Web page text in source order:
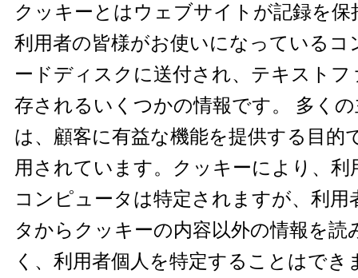
クッキーとはウェブサイトが記録を保
利用者の皆様がお使いになっているコ
ードディスクに送付され、テキスト
存されるいくつかの情報です。 多く
は、顧客に有益な機能を提供する目的
用されています。クッキーにより、利
コンピュータは特定されますが、利用
タからクッキーの内容以外の情報を読
く、利用者個人を特定することはでき